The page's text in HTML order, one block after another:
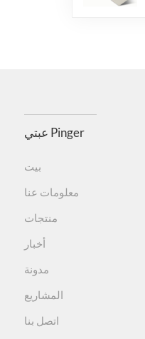
عبتي Pinger
بيت
معلومات عنا
منتجات
أخبار
مدونة
المشاريع
اتصل بنا